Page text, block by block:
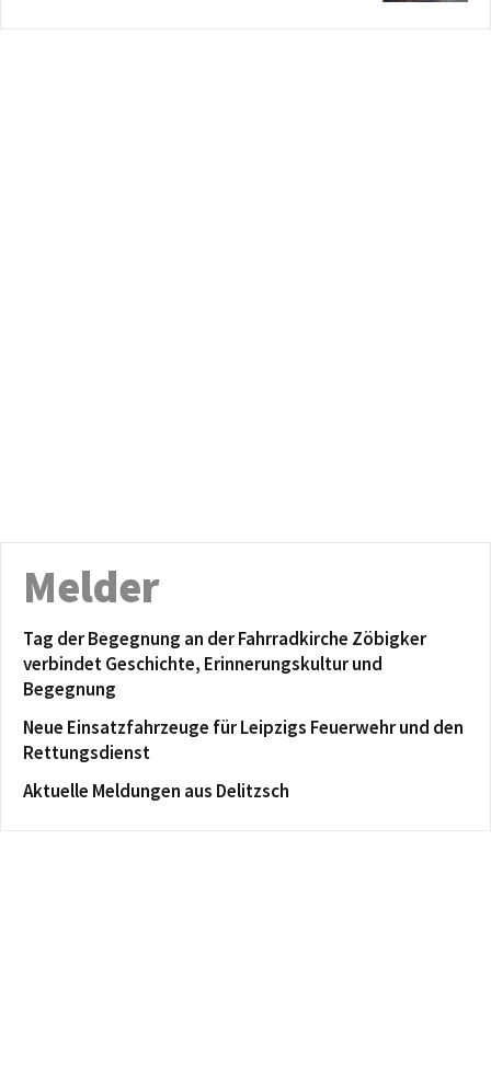
Melder
Tag der Begegnung an der Fahrradkirche Zöbigker
verbindet Geschichte, Erinnerungskultur und
Begegnung
Neue Einsatzfahrzeuge für Leipzigs Feuerwehr und den
Rettungsdienst
Aktuelle Meldungen aus Delitzsch